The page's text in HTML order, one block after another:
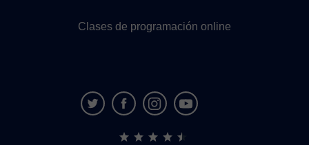
Clases de programación online